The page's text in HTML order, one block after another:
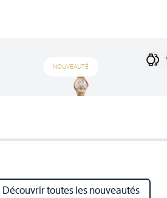
NOUVEAUTÉ
Découvrir toutes les nouveautés